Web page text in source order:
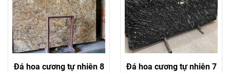
Đá hoa cương tự nhiên 8 Đá hoa cương tự nhiên 7